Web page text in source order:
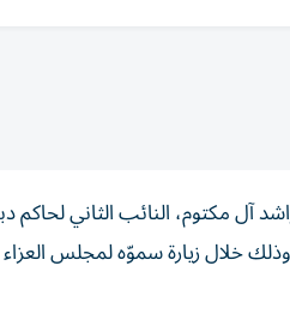
آل مكتوم، النائب الثاني لحاكم
خلال زيارة سموّه لمجلس